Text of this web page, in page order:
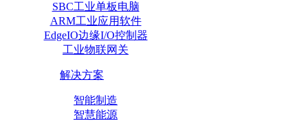
SBC工业单板电脑
ARM工业应用软件
EdgeIO边缘I/O控制器
工业物联网关
解决方案
智能制造
智慧能源